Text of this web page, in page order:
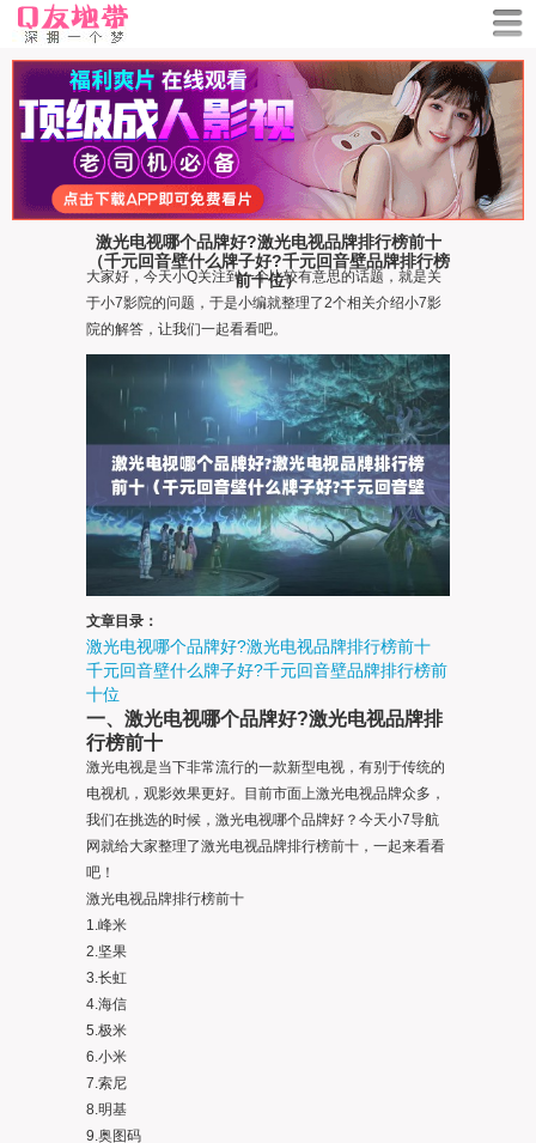
激光电视哪个品牌好?激光电视品牌排行榜前十
（千元回音壁什么牌子好?千元回音壁品牌排行榜
前十位）
大家好，今天小Q关注到一个比较有意思的话题，就是关
于小7影院的问题，于是小编就整理了2个相关介绍小7影
院的解答，让我们一起看看吧。
文章目录：
激光电视哪个品牌好?激光电视品牌排行榜前十
千元回音壁什么牌子好?千元回音壁品牌排行榜前
十位
一、激光电视哪个品牌好?激光电视品牌排
行榜前十
激光电视是当下非常流行的一款新型电视，有别于传统的
电视机，观影效果更好。目前市面上激光电视品牌众多，
我们在挑选的时候，激光电视哪个品牌好？今天小7导航
网就给大家整理了激光电视品牌排行榜前十，一起来看看
吧！
激光电视品牌排行榜前十
1.峰米
2.坚果
3.长虹
4.海信
5.极米
6.小米
7.索尼
8.明基
9.奥图码